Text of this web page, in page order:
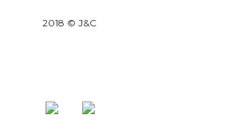
2018 © J&C